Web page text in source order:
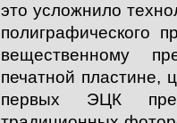
это усложнило
полиграфического
вещественному
печатной пластине,
первых ЭЦК